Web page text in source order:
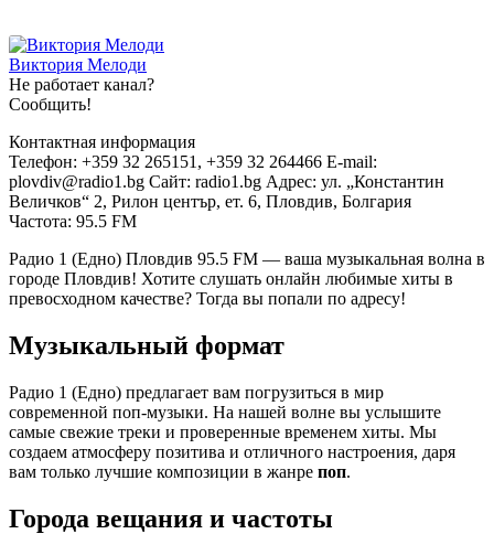
Виктория Мелоди
Не работает канал?
Сообщить!
Контактная информация
Телефон: +359 32 265151, +359 32 264466 E-mail:
plovdiv@radio1.bg Сайт: radio1.bg Адрес: ул. „Константин
Величков“ 2, Рилон център, ет. 6, Пловдив, Болгария
Частота: 95.5 FM
Радио 1 (Едно) Пловдив 95.5 FM — ваша музыкальная волна в
городе Пловдив! Хотите слушать онлайн любимые хиты в
превосходном качестве? Тогда вы попали по адресу!
Музыкальный формат
Радио 1 (Едно) предлагает вам погрузиться в мир
современной поп-музыки. На нашей волне вы услышите
самые свежие треки и проверенные временем хиты. Мы
создаем атмосферу позитива и отличного настроения, даря
вам только лучшие композиции в жанре поп.
Города вещания и частоты